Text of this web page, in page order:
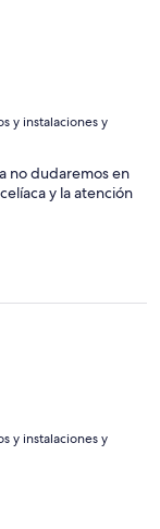
y instalaciones y
no dudaremos en
y la atención
y instalaciones y